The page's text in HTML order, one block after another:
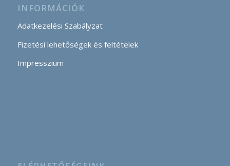
INFORMÁCIÓK
Adatkezelési Szabályzat
Fizetési lehetőségek és feltételek
Impresszium